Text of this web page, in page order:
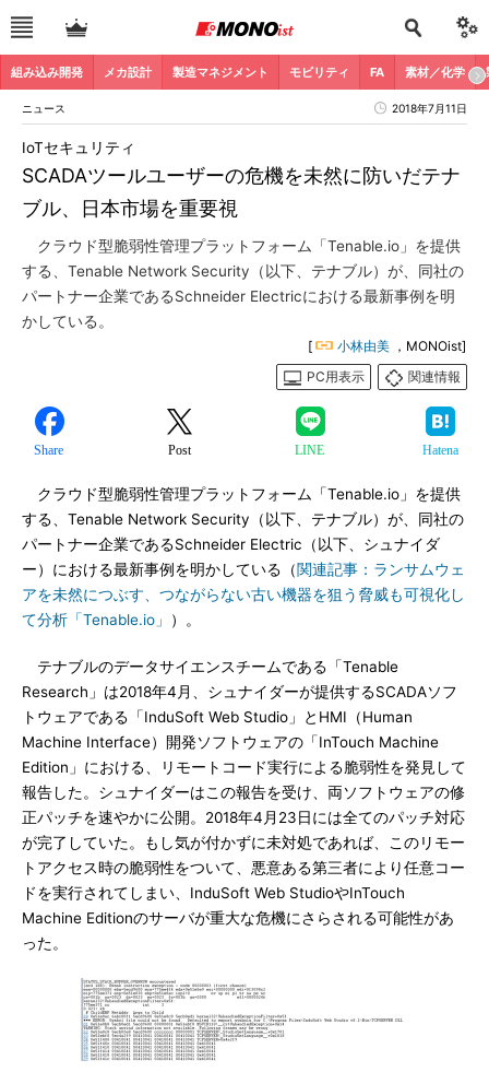
組み込み開発 メカ設計 製造マネジメント モビリティ FA 素材／化学
ニュース 2018年7月11日
SCADAツールユーザーの危機を未然に防いだテナ
ブル、日本市場を重要視
IoTセキュリティ
クラウド型脆弱性管理プラットフォーム「Tenable.io」を提供
する、Tenable Network Security（以下、テナブル）が、同社の
パートナー企業であるSchneider Electricにおける最新事例を明
かしている。
[ 小林由美 ，MONOist]
PC用表示
関連情報
Share Post LINE Hatena
クラウド型脆弱性管理プラットフォーム「Tenable.io」を提供
する、Tenable Network Security（以下、テナブル）が、同社の
パートナー企業であるSchneider Electric（以下、シュナイダ
ー）における最新事例を明かしている（関連記事：ランサムウェ
アを未然につぶす、つながらない古い機器を狙う脅威も可視化し
て分析「Tenable.io」
）。
テナブルのデータサイエンスチームである「Tenable
Research」は2018年4月、シュナイダーが提供するSCADAソフ
トウェアである「InduSoft Web Studio」とHMI（Human
Machine Interface）開発ソフトウェアの「InTouch Machine
Edition」における、リモートコード実行による脆弱性を発見して
報告した。シュナイダーはこの報告を受け、両ソフトウェアの修
正パッチを速やかに公開。2018年4月23日には全てのパッチ対応
が完了していた。もし気が付かずに未対処であれば、このリモー
トアクセス時の脆弱性をついて、悪意ある第三者により任意コー
ドを実行されてしまい、InduSoft Web StudioやInTouch
Machine Editionのサーバが重大な危機にさらされる可能性があ
った。